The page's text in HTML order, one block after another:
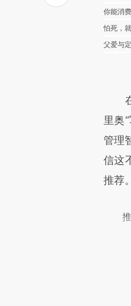
你能消
怕死，
父爱与
在
里奥
管理
信这
推荐。
推